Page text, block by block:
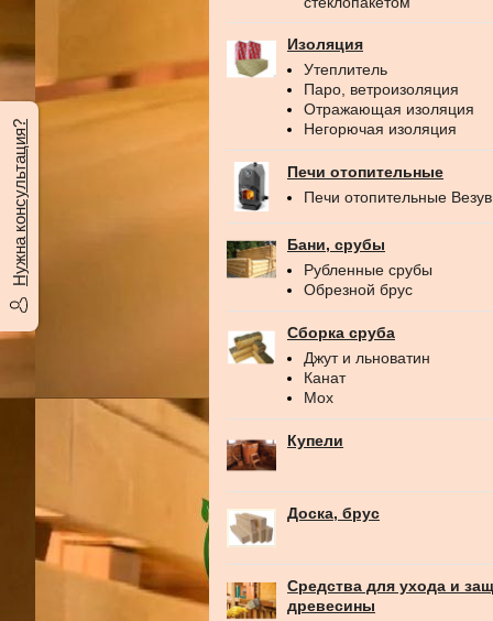
Изоляция
Утеплитель
Паро, ветроизоляция
Отражающая изоляция
Негорючая изоляция
Печи отопительные
Печи отопительные
Бани, срубы
Рубленные срубы
Обрезной брус
Сборка сруба
Джут и льноватин
Канат
Мох
Купели
Доска, брус
Средства для ухода и
древесины
Нужна консультация?